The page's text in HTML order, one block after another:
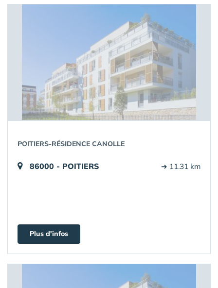
POITIERS-RÉSIDENCE CANOLLE
86000 - POITIERS ➔ 11.31 km
Plus d'infos